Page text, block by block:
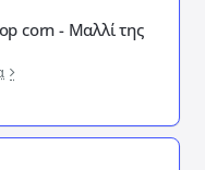
corn - Μαλλί της